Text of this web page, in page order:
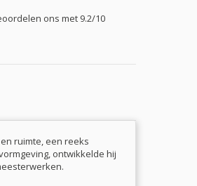
ons met 9.2/10
ruimte, een reeks
ontwikkelde hij